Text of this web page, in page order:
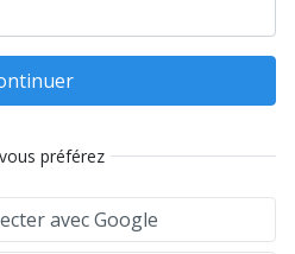
préférez
avec Google